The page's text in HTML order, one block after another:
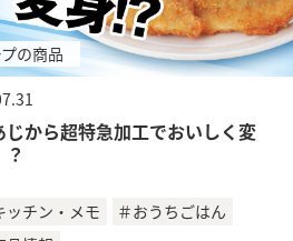
の商品
じから超特急加工でおいしく変
ッチン・メモ
＃おうちごはん